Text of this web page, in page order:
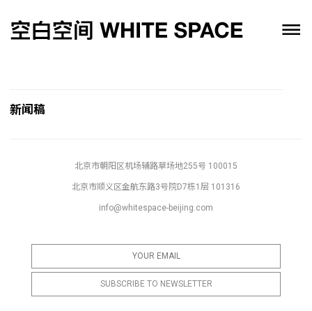
新闻稿
北京市朝阳区机场辅路草场地255号 100015
北京市顺义区金航东路3号院D7栋1层 101316
info@whitespace-beijing.com